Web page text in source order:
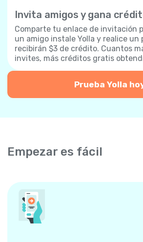
Invita amigos y gana
Comparte tu enlace de invitación
un amigo instale Yolla y realice un
recibirán $3 de crédito. Cuantos
invites, más créditos gratis
Prueba Yolla
Empezar es fácil